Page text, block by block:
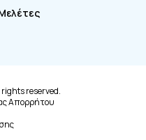
reserved.
Απορρήτου